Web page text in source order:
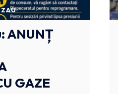
ANUNȚ
GAZE